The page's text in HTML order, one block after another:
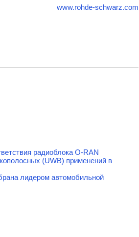
www.rohde-schwarz.com
радиоблока O-RAN
(UWB) применений в
лидером автомобильной